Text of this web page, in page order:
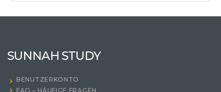
SUNNAH STUDY
BENUTZERKONTO
FAQ – HÄUFIGE FRAGEN